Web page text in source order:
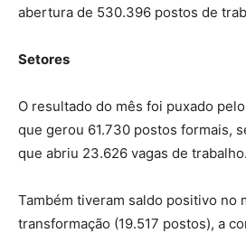
abertura de 530.396 postos de
Setores
O resultado do mês foi puxado
que gerou 61.730 postos formais,
que abriu 23.626 vagas de trabalho.
Também tiveram saldo positivo no
transformação (19.517 postos), a